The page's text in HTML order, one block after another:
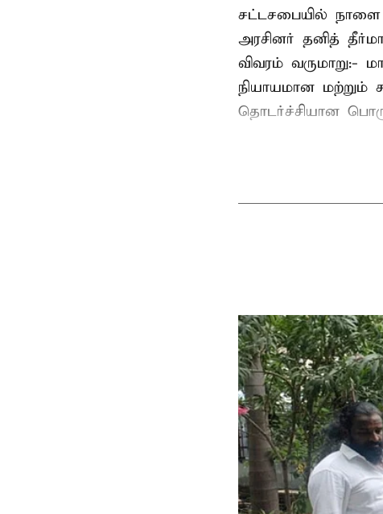
சட்டசபையில் நாளை
அரசினர் தனித்
விவரம் வருமாறு:-
நியாயமான மற்றும்
தொடர்ச்சியான